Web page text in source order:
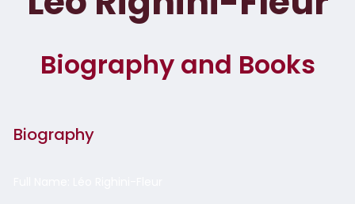
Biography and Books
Biography